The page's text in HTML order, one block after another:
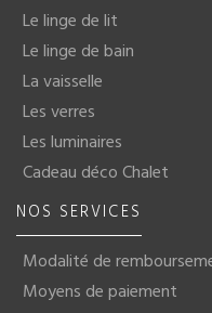
Le linge de lit
Le linge de bain
La vaisselle
Les verres
Les luminaires
Cadeau déco Chalet
NOS SERVICES
Modalité de
Moyens de paiement